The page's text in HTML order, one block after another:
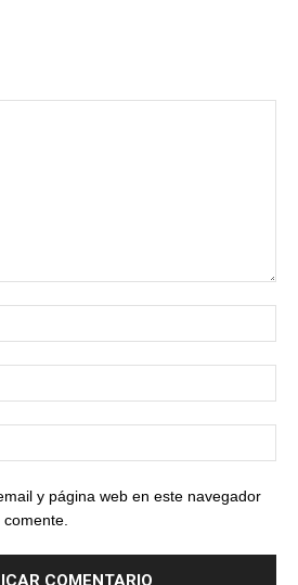
y página web en este navegador